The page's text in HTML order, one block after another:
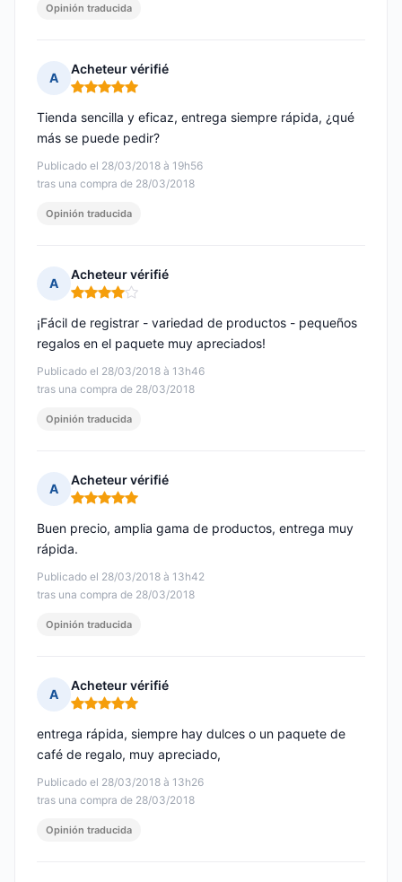
Opinión traducida
A
Acheteur vérifié
Nota: 5 de 5
Publicado el 28/03/2018 à 19h56
tras una compra de 28/03/2018
Tienda sencilla y eficaz, entrega siempre rápida, ¿qué
más se puede pedir?
Opinión traducida
A
Acheteur vérifié
Nota: 4 de 5
Publicado el 28/03/2018 à 13h46
tras una compra de 28/03/2018
¡Fácil de registrar - variedad de productos - pequeños
regalos en el paquete muy apreciados!
Opinión traducida
A
Acheteur vérifié
Nota: 5 de 5
Publicado el 28/03/2018 à 13h42
tras una compra de 28/03/2018
Buen precio, amplia gama de productos, entrega muy
rápida.
Opinión traducida
A
Acheteur vérifié
Nota: 5 de 5
Publicado el 28/03/2018 à 13h26
tras una compra de 28/03/2018
entrega rápida, siempre hay dulces o un paquete de
café de regalo, muy apreciado,
Opinión traducida